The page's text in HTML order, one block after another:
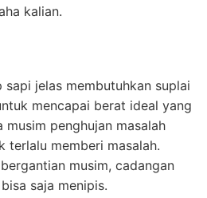
kalian.
sapi jelas membutuhkan suplai
mencapai berat ideal yang
musim penghujan masalah
terlalu memberi masalah.
musim, cadangan
saja menipis.